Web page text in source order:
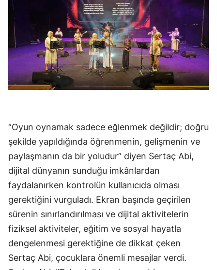
“Oyun oynamak sadece eğlenmek değildir; doğru
şekilde yapıldığında öğrenmenin, gelişmenin ve
paylaşmanın da bir yoludur” diyen Sertaç Abi,
dijital dünyanın sunduğu imkânlardan
faydalanırken kontrolün kullanıcıda olması
gerektiğini vurguladı. Ekran başında geçirilen
sürenin sınırlandırılması ve dijital aktivitelerin
fiziksel aktiviteler, eğitim ve sosyal hayatla
dengelenmesi gerektiğine de dikkat çeken
Sertaç Abi, çocuklara önemli mesajlar verdi.